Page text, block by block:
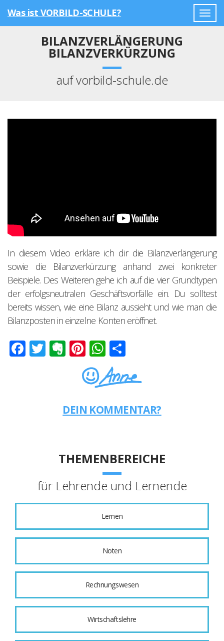
Was ist VORBILD-SCHULE?
BILANZVERLÄNGERUNG
BILANZVERKÜRZUNG
auf vorbild-schule.de
In diesem Video erkläre ich dir die Bilanzverlängerung
sowie die Bilanzverkürzung anhand zwei konkreter
Beispiele. Des Weiteren gehe ich auf die vier Grundtypen
der erfolgsneutralen Geschäftsvorfälle ein. Du solltest
bereits wissen, wie eine Bilanz aussieht und wie man die
Bilanzposten in einzelne Konten eröffnet.
Facebook
Twitter
Evernote
Pinterest
WhatsApp
DEIN KOMMENTAR?
THEMENBEREICHE
für Lehrende und Lernende
Lernen
Noten
Rechnungswesen
Wirtschaftslehre